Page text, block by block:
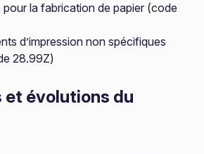
pour la fabrication de papier (code
d’impression non spécifiques
28.99Z)
et évolutions du